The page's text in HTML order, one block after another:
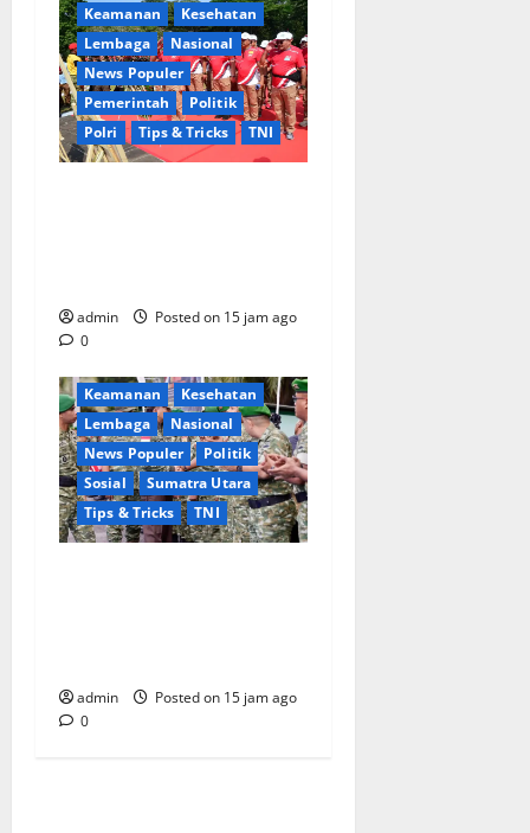
Keamanan
Kesehatan
Lembaga
Nasional
News Populer
Pemerintah
Politik
Polri
Tips & Tricks TNI
admin
Posted on 15 jam ago
0
Keamanan
Kesehatan
Lembaga
Nasional
News Populer
Politik
Sosial
Sumatra Utara
Tips & Tricks
TNI
admin
Posted on 15 jam ago
0